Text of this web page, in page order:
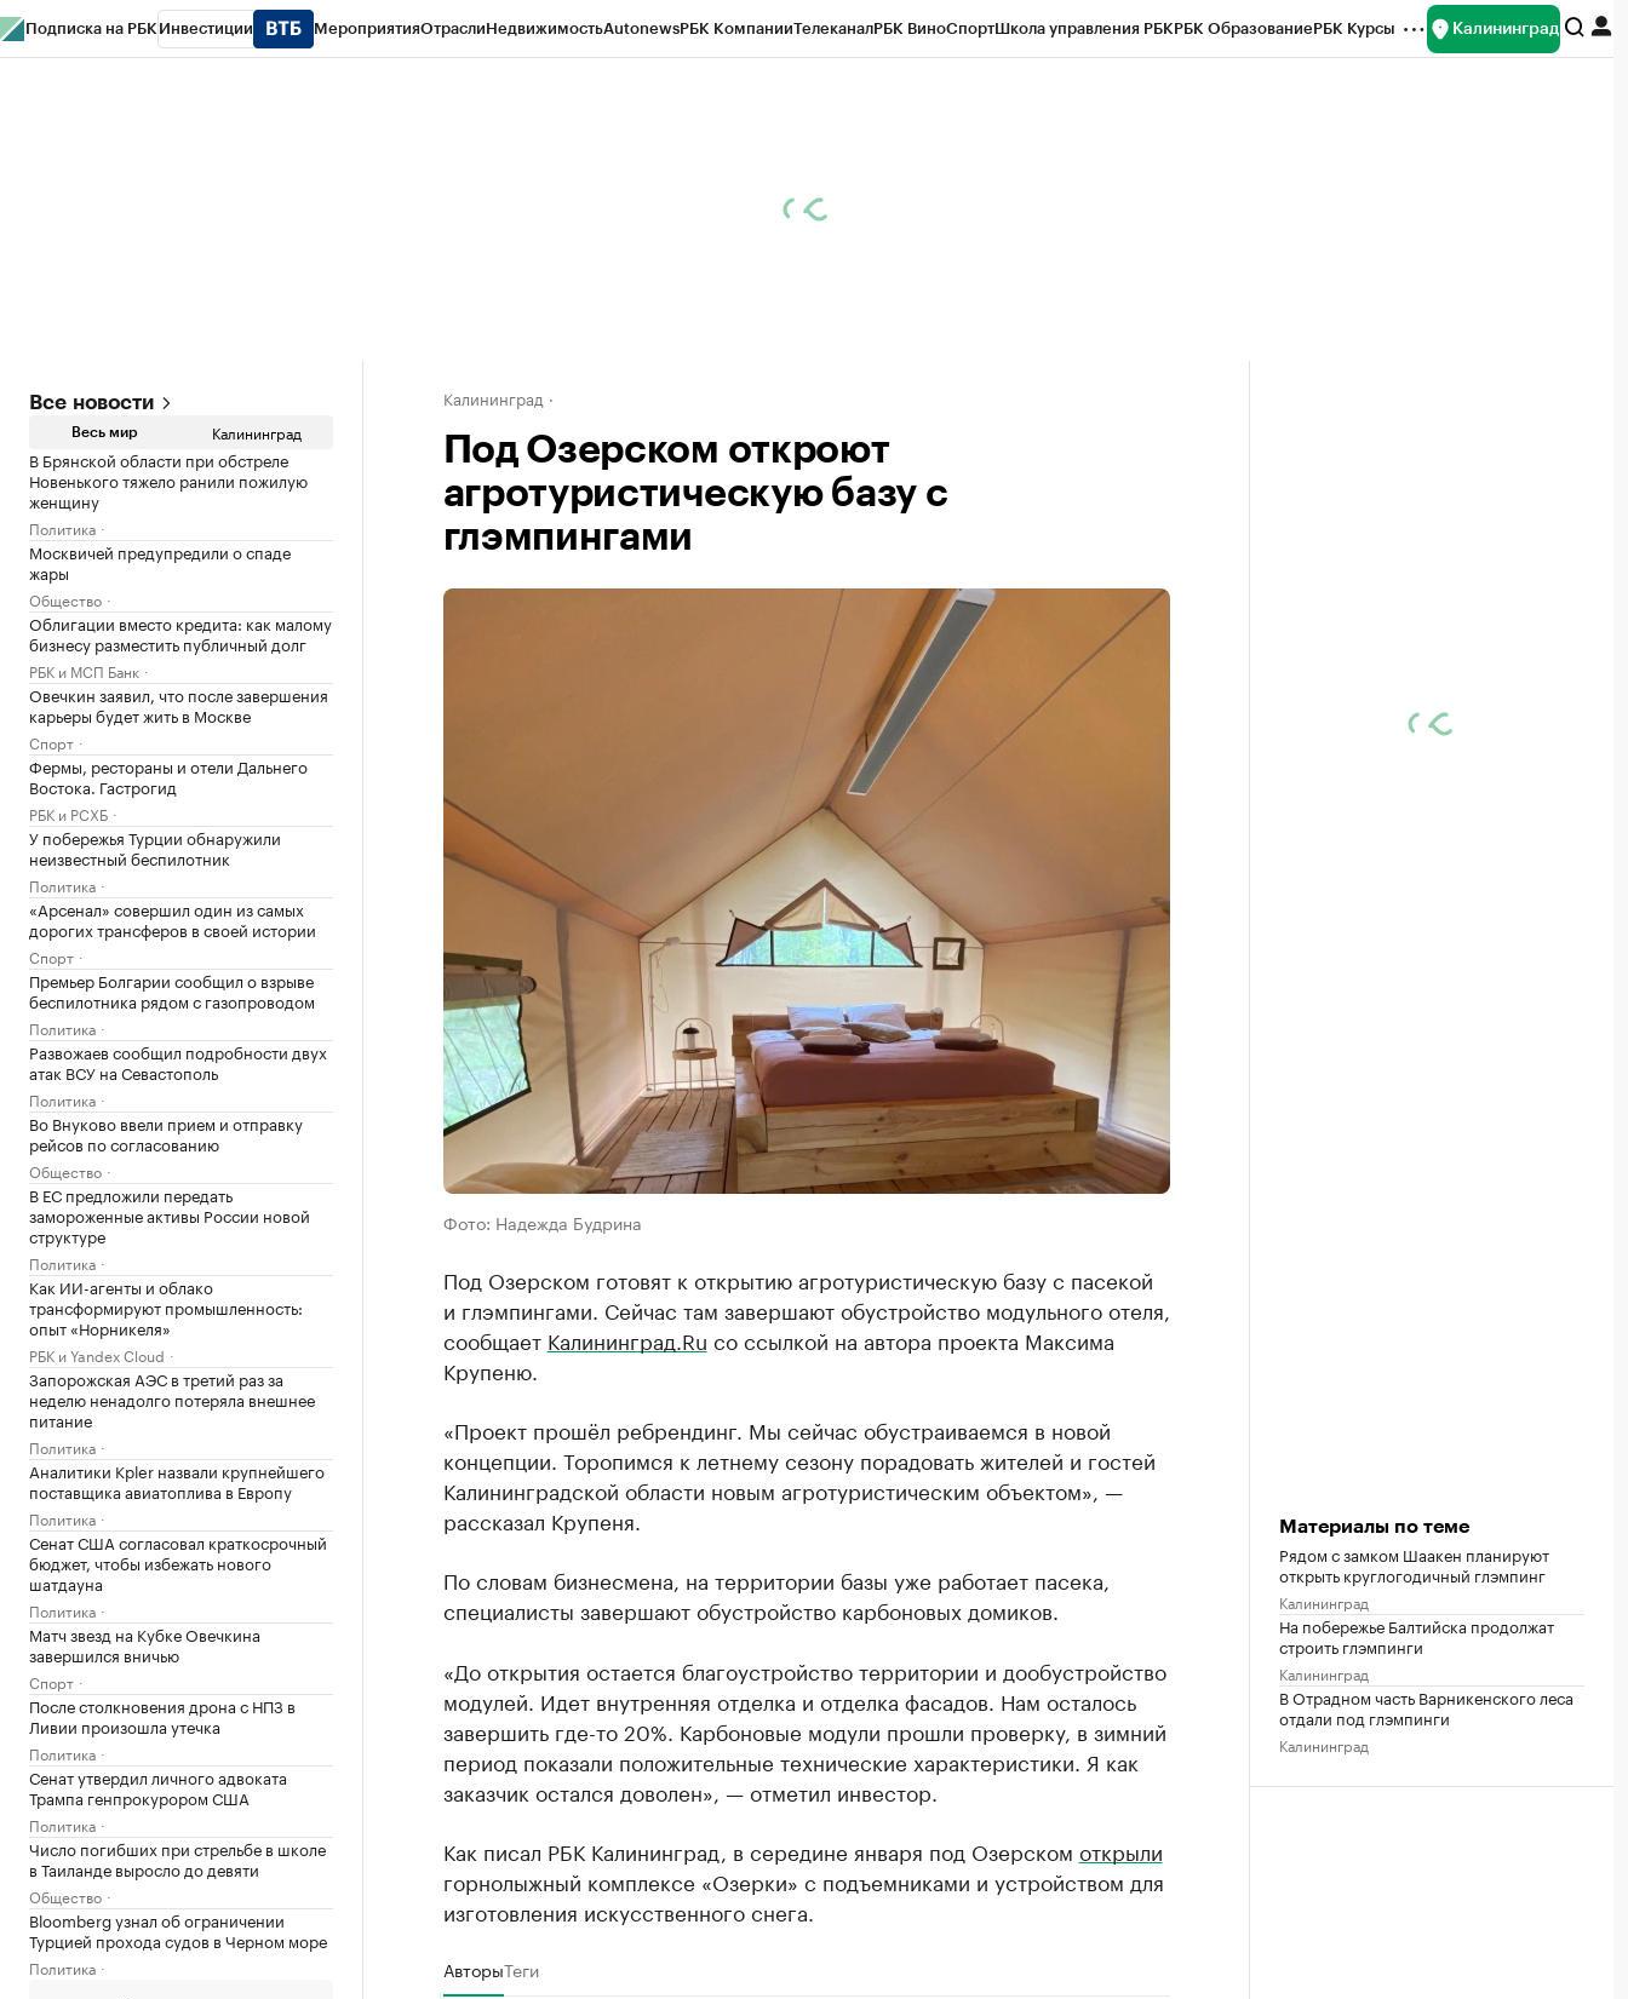
Подписка на РБК Инвестиции МероприятияОтраслиНедвижимостьAutonewsРБК КомпанииТелеканалРБК ВиноСпортШкола управления РБКРБК ОбразованиеРБК Курсы Калининград
Все новости
Весь мир Калининград
В Брянской области при обстреле
Новенького тяжело ранили пожилую
женщину
Политика
Москвичей предупредили о спаде
жары
Общество
Облигации вместо кредита: как малому
бизнесу разместить публичный долг
РБК и МСП Банк
Овечкин заявил, что после завершения
карьеры будет жить в Москве
Спорт
Фермы, рестораны и отели Дальнего
Востока. Гастрогид
РБК и РСХБ
У побережья Турции обнаружили
неизвестный беспилотник
Политика
«Арсенал» совершил один из самых
дорогих трансферов в своей истории
Спорт
Премьер Болгарии сообщил о взрыве
беспилотника рядом с газопроводом
Политика
Развожаев сообщил подробности двух
атак ВСУ на Севастополь
Политика
Во Внуково ввели прием и отправку
рейсов по согласованию
Общество
В ЕС предложили передать
замороженные активы России новой
структуре
Политика
Как ИИ-агенты и облако
трансформируют промышленность:
опыт «Норникеля»
РБК и Yandex Cloud
Запорожская АЭС в третий раз за
неделю ненадолго потеряла внешнее
питание
Политика
Аналитики Kpler назвали крупнейшего
поставщика авиатоплива в Европу
Политика
Сенат США согласовал краткосрочный
бюджет, чтобы избежать нового
шатдауна
Политика
Матч звезд на Кубке Овечкина
завершился вничью
Спорт
После столкновения дрона с НПЗ в
Ливии произошла утечка
Политика
Сенат утвердил личного адвоката
Трампа генпрокурором США
Политика
Число погибших при стрельбе в школе
в Таиланде выросло до девяти
Общество
Bloomberg узнал об ограничении
Турцией прохода судов в Черном море
Политика
Калининград
Под Озерском откроют
агротуристическую базу с
глэмпингами
Фото: Надежда Будрина
Под Озерском готовят к открытию агротуристическую базу с пасекой
и глэмпингами. Сейчас там завершают обустройство модульного отеля,
сообщает Калининград.Ru со ссылкой на автора проекта Максима
Крупеню.
«Проект прошёл ребрендинг. Мы сейчас обустраиваемся в новой
концепции. Торопимся к летнему сезону порадовать жителей и гостей
Калининградской области новым агротуристическим объектом», —
рассказал Крупеня.
По словам бизнесмена, на территории базы уже работает пасека,
специалисты завершают обустройство карбоновых домиков.
«До открытия остается благоустройство территории и дообустройство
модулей. Идет внутренняя отделка и отделка фасадов. Нам осталось
завершить где-то 20%. Карбоновые модули прошли проверку, в зимний
период показали положительные технические характеристики. Я как
заказчик остался доволен», — отметил инвестор.
Как писал РБК Калининград, в середине января под Озерском открыли
горнолыжный комплексе «Озерки» с подъемниками и устройством для
изготовления искусственного снега.
АвторыТеги
Материалы по теме
Рядом с замком Шаакен планируют
открыть круглогодичный глэмпинг
Калининград
На побережье Балтийска продолжат
строить глэмпинги
Калининград
В Отрадном часть Варникенского леса
отдали под глэмпинги
Калининград